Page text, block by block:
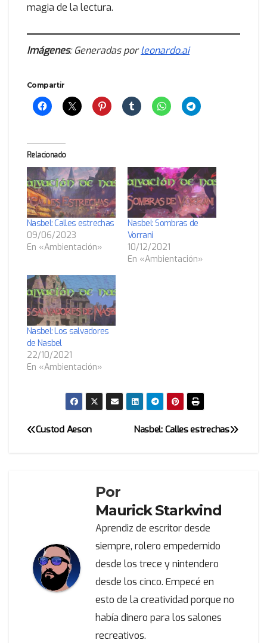
magia de la lectura.
Imágenes: Generadas porleonardo.ai
Compartir
Relacionado
Nasbel: Calles estrechas
09/06/2023
En «Ambientación»
Nasbel: Sombras de
Vorrani
10/12/2021
En «Ambientación»
Nasbel: Los salvadores
de Nasbel
22/10/2021
En «Ambientación»
Navegación
entradas
Nasbel: Calles estrechas
Custod Aeson
Por
Maurick Starkvind
Aprendiz de escritor desde
siempre, rolero empedernido
desde los trece y nintendero
desde los cinco. Empecé en
esto de la creatividad porque no
había dinero para los salones
recreativos.